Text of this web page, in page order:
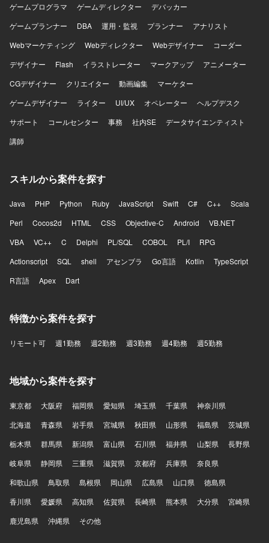
ゲームプログラマ
ゲームディレクター
デバッカー
ゲームプランナー
DBA 運用・監視 プランナー
アナリスト
Webマーケティング
Webディレクター Webデザイナー
コーダー
デザイナー
Flash イラストレーター マークアップ
アニメーター
CGデザイナー
クリエイター 動画編集
マーケター
ゲームデザイナー
ライター UI/UX オペレーター
ヘルプデスク
サポート
コールセンター 事務 社内SE
データサイエンティスト
講師
スキルから案件を探す
Java PHP Python Ruby JavaScript Swift C# C++
Scala
Perl
Cocos2d HTML CSS Objective-C Android
VB.NET
VBA
VC++ C Delphi PL/SQL COBOL PL/I
RPG
Actionscript
SQL shell アセンブラ Go言語 Kotlin
TypeScript
R言語
Apex Dart
特徴から案件を探す
リモート可 週1勤務 週2勤務 週3勤務 週4勤務 週5勤務
地域から案件を探す
東京都 大阪府 福岡県 愛知県 埼玉県 千葉県
神奈川県
北海道
青森県 岩手県 宮城県 秋田県 山形県 福島県
茨城県
栃木県
群馬県 新潟県 富山県 石川県 福井県 山梨県
長野県
岐阜県
静岡県 三重県 滋賀県 京都府 兵庫県
奈良県
和歌山県
鳥取県 島根県 岡山県 広島県 山口県
徳島県
香川県
愛媛県 高知県 佐賀県 長崎県 熊本県 大分県
宮崎県
鹿児島県
沖縄県 その他